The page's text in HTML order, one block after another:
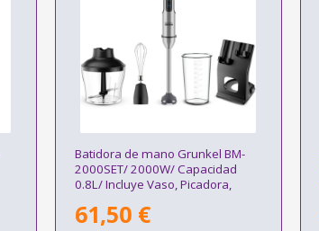
Batidora de mano Grunkel BM-
2000SET/ 2000W/ Capacidad
0.8L/ Incluye Vaso, Picadora,
61,50 €